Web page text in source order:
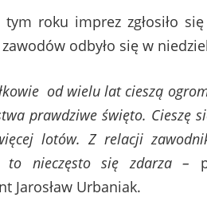
roku imprez zgłosiło
odbyło się w
od wielu lat cieszą
prawdziwe święto. Cieszę
lotów. Z relacji
to nieczęsto się zdarza –
Jarosław Urbaniak.